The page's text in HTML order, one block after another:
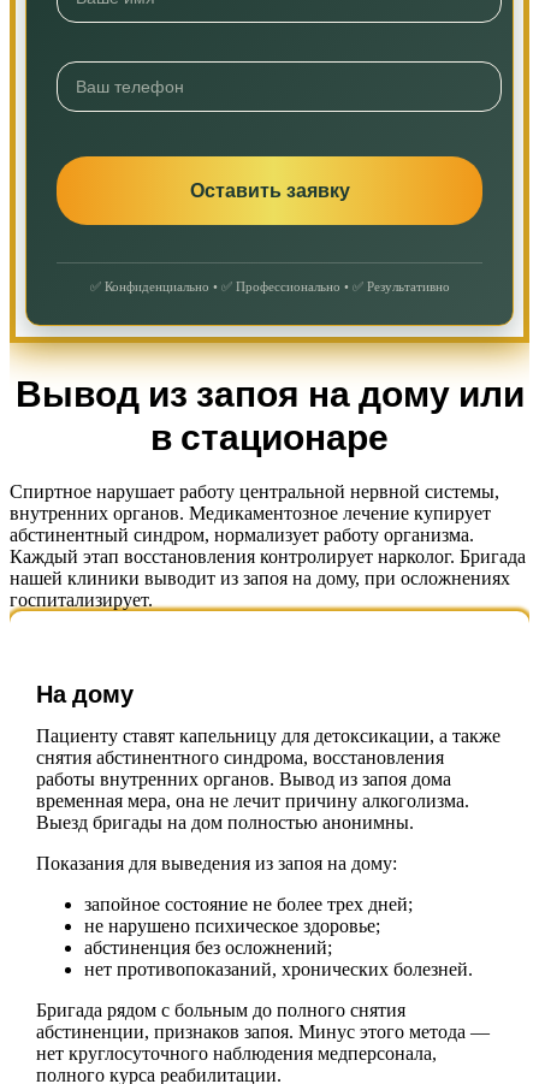
✅ Конфиденциально • ✅ Профессионально • ✅ Результативно
Вывод из запоя на дому или
в стационаре
Спиртное нарушает работу центральной нервной системы,
внутренних органов. Медикаментозное лечение купирует
абстинентный синдром, нормализует работу организма.
Каждый этап восстановления контролирует нарколог. Бригада
нашей клиники выводит из запоя на дому, при осложнениях
госпитализирует.
На дому
Пациенту ставят капельницу для детоксикации, а также
снятия абстинентного синдрома, восстановления
работы внутренних органов. Вывод из запоя дома
временная мера, она не лечит причину алкоголизма.
Выезд бригады на дом полностью анонимны.
Показания для выведения из запоя на дому:
запойное состояние не более трех дней;
не нарушено психическое здоровье;
абстиненция без осложнений;
нет противопоказаний, хронических болезней.
Бригада рядом с больным до полного снятия
абстиненции, признаков запоя. Минус этого метода —
нет круглосуточного наблюдения медперсонала,
полного курса реабилитации.